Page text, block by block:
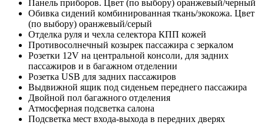
Панель приборов. Цвет (по выбору) оранжевый/черный
Обивка сидений комбинированная ткань/экокожа. Цвет
(по выбору) оранжевый/серый
Отделка руля и чехла селектора КПП кожей
Противосолнечный козырек пассажира с зеркалом
Розетки 12V на центральной консоли, для задних
пассажиров и в багажном отделении
Розетка USB для задних пассажиров
Выдвижной ящик под сиденьем переднего пассажира
Двойной пол багажного отделения
Атмосферная подсветка салона
Подсветка мест входа-выхода в передних дверях